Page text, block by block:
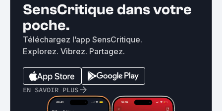
SensCritique dans votre
poche.
Téléchargez l’app SensCritique.
Explorez. Vibrez. Partagez.
EN SAVOIR PLUS